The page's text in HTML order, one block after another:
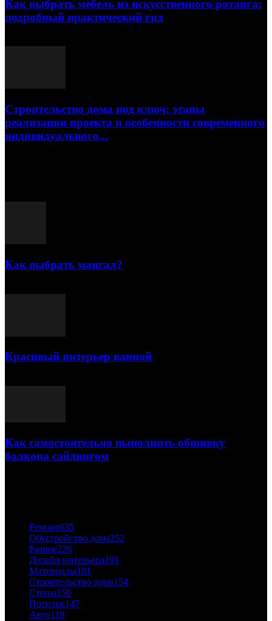
Как выбрать мебель из искусственного ротанга:
подробный практический гид
Строительство дома под ключ: этапы
реализации проекта и особенности современного
индивидуального...
Как выбрать мангал?
Красивый интерьер ванной
Как самостоятельно выполнить обшивку
балкона сайдингом
Ремонт635
Обустройство дома252
Разное226
Дизайн интерьера191
Материалы181
Строительство дома154
Стены150
Потолок147
Авто118